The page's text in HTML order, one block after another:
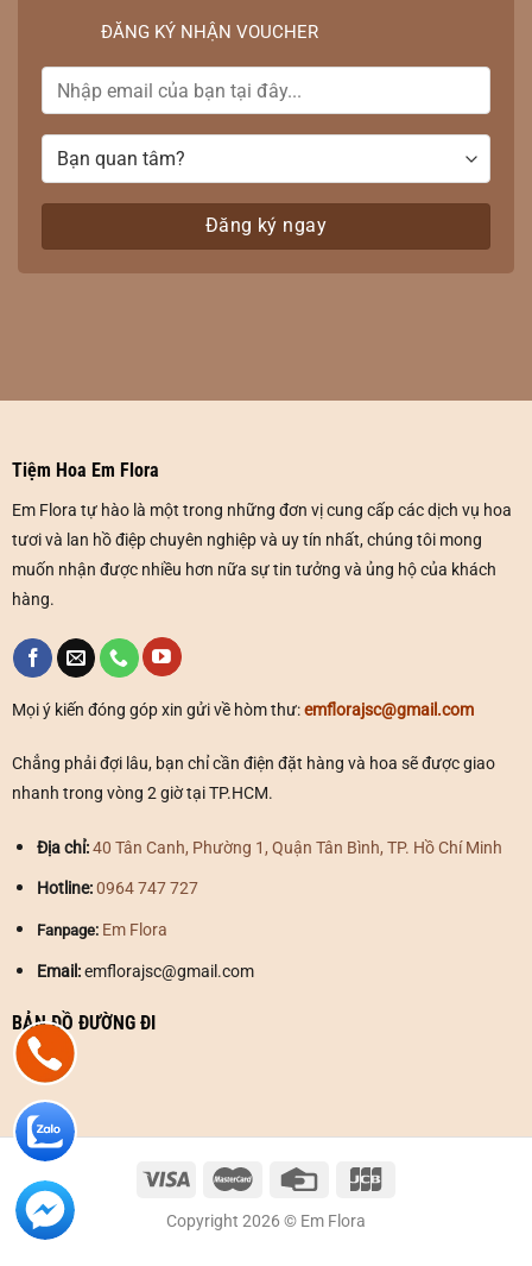
ĐĂNG KÝ NHẬN VOUCHER
Tiệm Hoa Em Flora
Em Flora tự hào là một trong những đơn vị cung cấp các dịch vụ hoa
tươi và lan hồ điệp chuyên nghiệp và uy tín nhất, chúng tôi mong
muốn nhận được nhiều hơn nữa sự tin tưởng và ủng hộ của khách
hàng.
Mọi ý kiến đóng góp xin gửi về hòm thư:emflorajsc@gmail.com
Chẳng phải đợi lâu, bạn chỉ cần điện đặt hàng và hoa sẽ được giao
nhanh trong vòng 2 giờ tại TP.HCM.
Địa chỉ: 40 Tân Canh, Phường 1, Quận Tân Bình, TP. Hồ Chí Minh
Hotline: 0964 747 727
Fanpage: Em Flora
Email:emflorajsc@gmail.com
BẢN ĐỒ ĐƯỜNG ĐI
Copyright 2026 © Em Flora